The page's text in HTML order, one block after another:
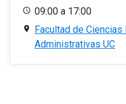
09:00 a 17:00
Facultad de Ciencias
Administrativas UC